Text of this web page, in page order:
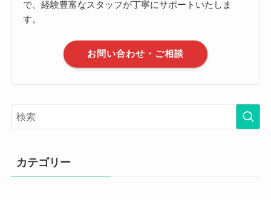
で、経験豊富なスタッフが丁寧にサポートいたしま
す。
お問い合わせ・ご相談
カテゴリー